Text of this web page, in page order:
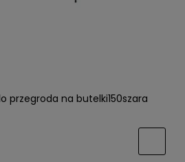
przegroda na butelki150szara